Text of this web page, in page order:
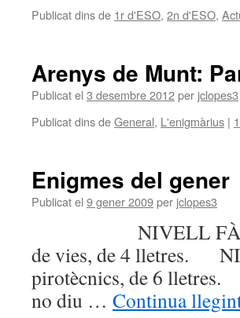
Publicat dins de 1r d'ESO, 2n d'ESO,
Arenys de Munt:
Publicat el 3 desembre 2012per jclopes3
Publicat dins deGeneral, L'enigmàrius |
Enigmes del gener
Publicat el 9 gener 2009per jclopes3
NIVELL FÀCIL:
de vies, de 4 lletres.
pirotècnics, de 6
no diu … Continua